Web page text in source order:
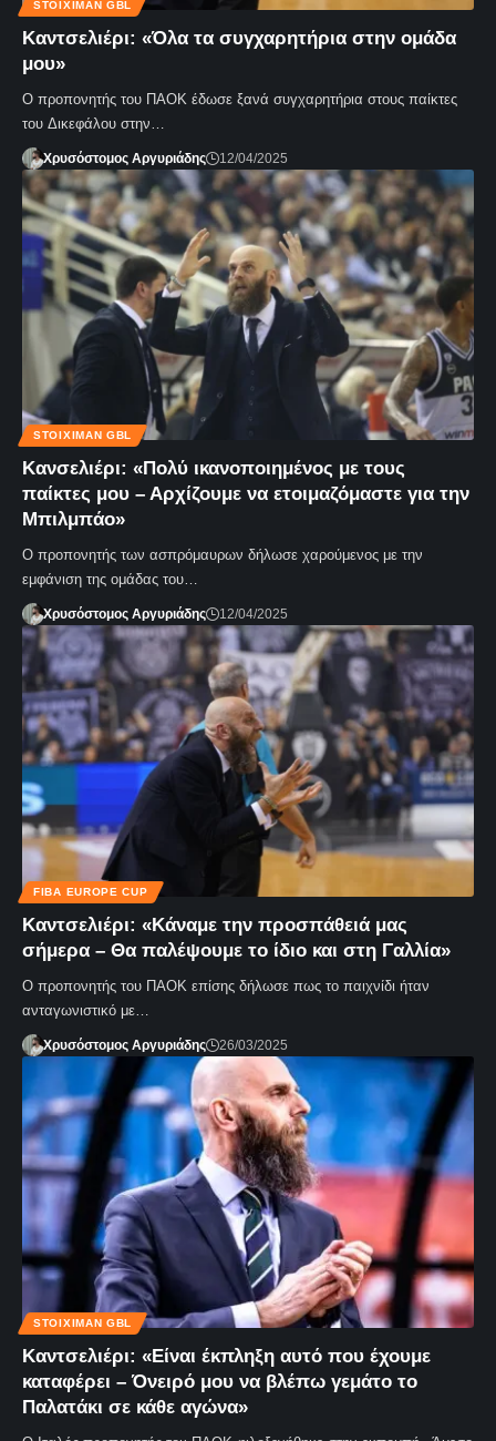
STOIXIMAN GBL
Καντσελιέρι: «Όλα τα συγχαρητήρια στην ομάδα
μου»
Ο προπονητής του ΠΑΟΚ έδωσε ξανά συγχαρητήρια στους παίκτες
του Δικεφάλου στην…
Χρυσόστομος Αργυριάδης 12/04/2025
STOIXIMAN GBL
Kανσελιέρι: «Πολύ ικανοποιημένος με τους
παίκτες μου – Αρχίζουμε να ετοιμαζόμαστε για την
Μπιλμπάο»
Ο προπονητής των ασπρόμαυρων δήλωσε χαρούμενος με την
εμφάνιση της ομάδας του…
Χρυσόστομος Αργυριάδης 12/04/2025
FIBA EUROPE CUP
Καντσελιέρι: «Kάναμε την προσπάθειά μας
σήμερα – Θα παλέψουμε το ίδιο και στη Γαλλία»
Ο προπονητής του ΠΑΟΚ επίσης δήλωσε πως το παιχνίδι ήταν
ανταγωνιστικό με…
Χρυσόστομος Αργυριάδης 26/03/2025
STOIXIMAN GBL
Καντσελιέρι: «Είναι έκπληξη αυτό που έχουμε
καταφέρει – Όνειρό μου να βλέπω γεμάτο το
Παλατάκι σε κάθε αγώνα»